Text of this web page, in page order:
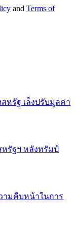
and Terms of
สหรัฐ เล็งปรับมูลค่า
รัฐฯ หลังทรัมป์
มคืบหน้าในการ